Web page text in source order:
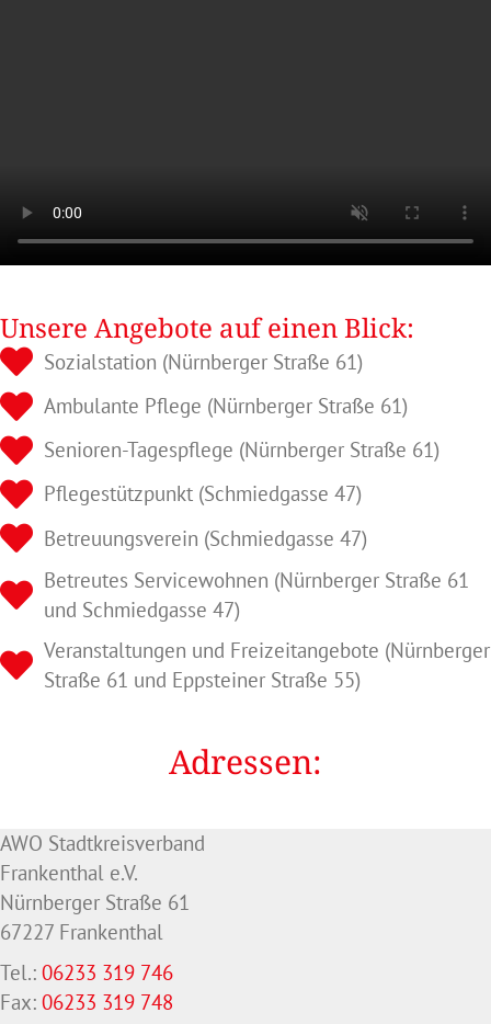
Unsere Angebote auf einen Blick:
Sozialstation (Nürnberger Straße 61)
Ambulante Pflege (Nürnberger Straße 61)
Senioren-Tagespflege (Nürnberger Straße 61)
Pflegestützpunkt (Schmiedgasse 47)
Betreuungsverein (Schmiedgasse 47)
Betreutes Servicewohnen (Nürnberger Straße 61
und Schmiedgasse 47)
Veranstaltungen und Freizeitangebote (Nürnberger
Straße 61 und Eppsteiner Straße 55)
Adressen:
AWO Stadtkreisverband
Frankenthal e.V.
Nürnberger Straße 61
67227 Frankenthal
Tel.: 06233 319 746
Fax: 06233 319 748